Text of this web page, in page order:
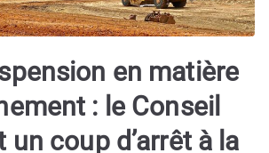
en matière
: le Conseil
un coup d’arrêt à la